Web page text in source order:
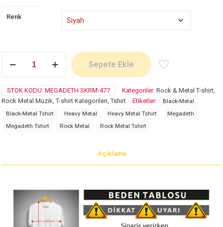
Renk
adet
Sepete Ekle
STOK KODU: MEGADETH SKRM-477 Kategoriler: Rock & Metal T-shirt
Rock Metal Müzik ,T-shirt Kategorileri ,Tshirt Etiketler:
Black-Metal
Black-Metal Tshirt
Heavy Metal Heavy Metal Tshirt
Megadeth
Megadeth Tshirt
Rock Metal Rock Metal Tshirt
Açıklama